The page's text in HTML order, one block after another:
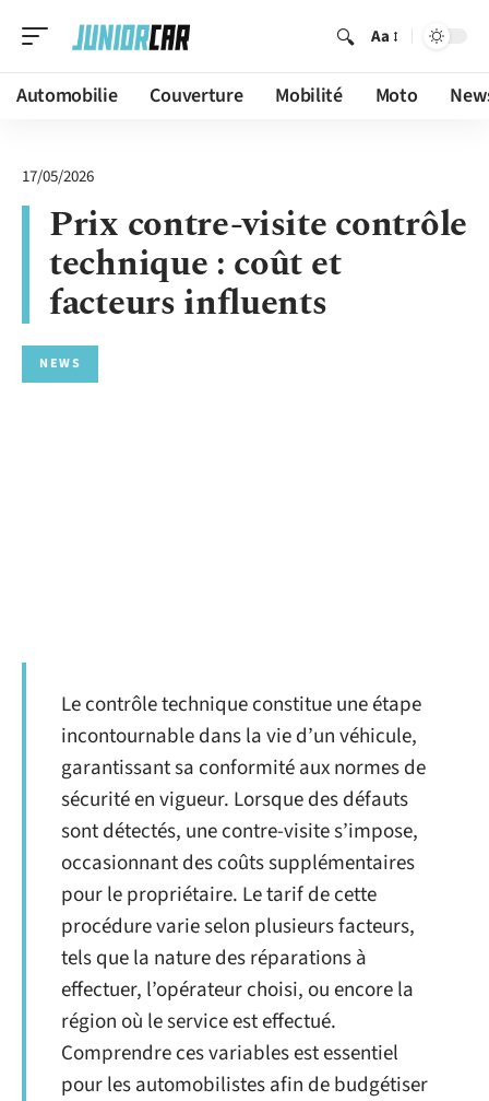
Aa
Automobilie Couverture Mobilité Moto
17/05/2026
Prix contre-visite contrôle
technique : coût et
facteurs influents
NEWS
Le contrôle technique constitue une étape
incontournable dans la vie d’un véhicule,
garantissant sa conformité aux normes de
sécurité en vigueur. Lorsque des défauts
sont détectés, une contre-visite s’impose,
occasionnant des coûts supplémentaires
pour le propriétaire. Le tarif de cette
procédure varie selon plusieurs facteurs,
tels que la nature des réparations à
effectuer, l’opérateur choisi, ou encore la
région où le service est effectué.
Comprendre ces variables est essentiel
pour les automobilistes afin de budgétiser